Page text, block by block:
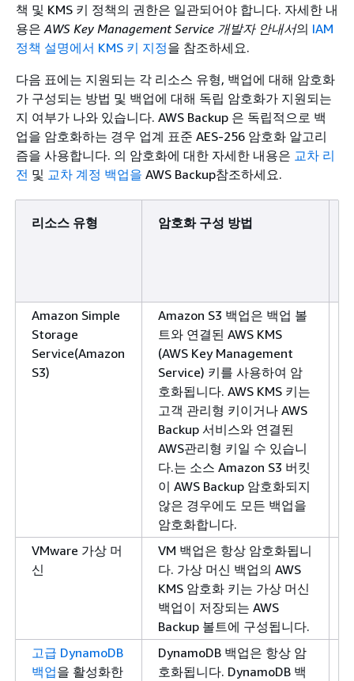
책 및 KMS 키 정책의 권한은 일관되어야 합니다. 자세한 내
용은 AWS Key Management Service 개발자 안내서의 IAM
정책 설명에서 KMS 키 지정을 참조하세요.
다음 표에는 지원되는 각 리소스 유형, 백업에 대해 암호화
가 구성되는 방법 및 백업에 대해 독립 암호화가 지원되는
지 여부가 나와 있습니다. AWS Backup 은 독립적으로 백
업을 암호화하는 경우 업계 표준 AES-256 암호화 알고리
즘을 사용합니다. 의 암호화에 대한 자세한 내용은 교차 리
전 및 교차 계정 백업을 AWS Backup참조하세요.
리소스 유형 암호화 구성 방법
Amazon Simple
Storage
Service(Amazon
S3)
Amazon S3 백업은 백업 볼
트와 연결된 AWS KMS
(AWS Key Management
Service) 키를 사용하여 암
호화됩니다. AWS KMS 키는
고객 관리형 키이거나 AWS
Backup 서비스와 연결된
AWS관리형 키일 수 있습니
다.는 소스 Amazon S3 버킷
이 AWS Backup 암호화되지
않은 경우에도 모든 백업을
암호화합니다.
VMware 가상 머
신
VM 백업은 항상 암호화됩니
다. 가상 머신 백업의 AWS
KMS 암호화 키는 가상 머신
백업이 저장되는 AWS
Backup 볼트에 구성됩니다.
고급 DynamoDB
백업을 활성화한
DynamoDB 백업은 항상 암
호화됩니다. DynamoDB 백